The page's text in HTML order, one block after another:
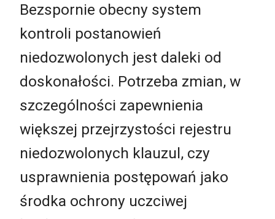
Bezspornie obecny system
kontroli postanowień
niedozwolonych jest daleki od
doskonałości. Potrzeba zmian, w
szczególności zapewnienia
większej przejrzystości rejestru
niedozwolonych klauzul, czy
usprawnienia postępowań jako
środka ochrony uczciwej